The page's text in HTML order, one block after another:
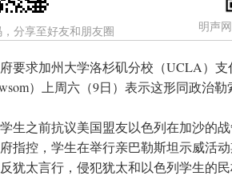
分享至好友和朋友圈 明声
要求加州大学洛杉矶分校（UCLA）
）上周六（9日）表示这形同政治
生之前抗议美国盟友以色列在加沙的
指控，学生在举行亲巴勒斯坦示威活
犹太言行，侵犯犹太和以色列学生的